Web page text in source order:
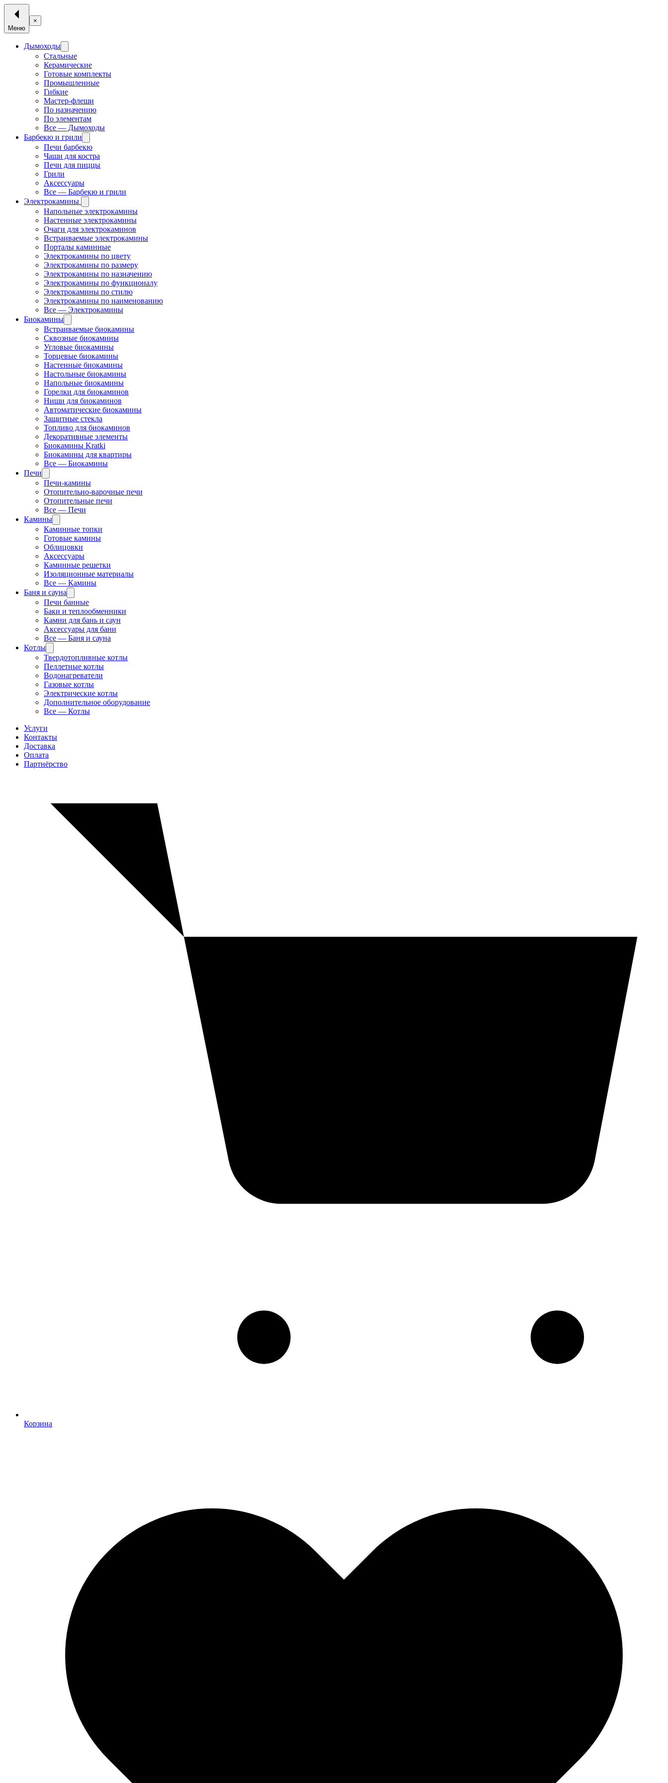
Меню
×
Дымоходы
Стальные
Керамические
Готовые комплекты
Промышленные
Гибкие
Мастер-флеши
По назначению
По элементам
Все — Дымоходы
Барбекю и грили
Печи барбекю
Чаши для костра
Печи для пиццы
Грили
Аксессуары
Все — Барбекю и грили
Электрокамины
Напольные электрокамины
Настенные электрокамины
Очаги для электрокаминов
Встраиваемые электрокамины
Порталы каминные
Электрокамины по цвету
Электрокамины по размеру
Электрокамины по назначению
Электрокамины по функционалу
Электрокамины по стилю
Электрокамины по наименованию
Все — Электрокамины
Биокамины
Встраиваемые биокамины
Сквозные биокамины
Угловые биокамины
Торцевые биокамины
Настенные биокамины
Настольные биокамины
Напольные биокамины
Горелки для биокаминов
Ниши для биокаминов
Автоматические биокамины
Защитные стекла
Топливо для биокаминов
Декоративные элементы
Биокамины Kratki
Биокамины для квартиры
Все — Биокамины
Печи
Печи-камины
Отопительно-варочные печи
Отопительные печи
Все — Печи
Камины
Каминные топки
Готовые камины
Облицовки
Аксессуары
Каминные решетки
Изоляционные материалы
Все — Камины
Баня и сауна
Печи банные
Баки и теплообменники
Камни для бань и саун
Аксессуары для бани
Все — Баня и сауна
Котлы
Твердотопливные котлы
Пеллетные котлы
Водонагреватели
Газовые котлы
Электрические котлы
Дополнительное оборудование
Все — Котлы
Услуги
Контакты
Доставка
Оплата
Партнёрство
Корзина